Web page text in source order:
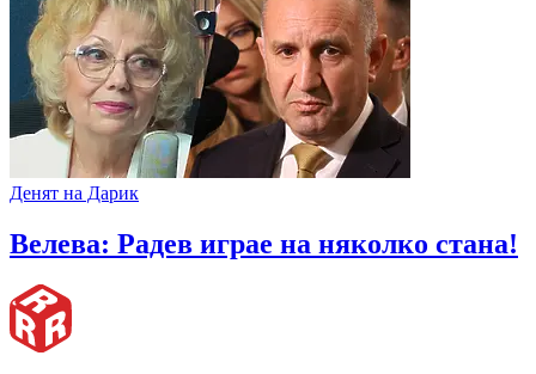
Денят на Дарик
Велева: Радев играе на няколко стана!